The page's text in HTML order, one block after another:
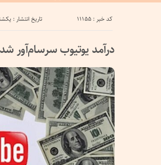
تاریخ انتشار : یکشنبه 20 اکتبر کد خبر : 11155
درآمد یوتیوب سرسام‌آور